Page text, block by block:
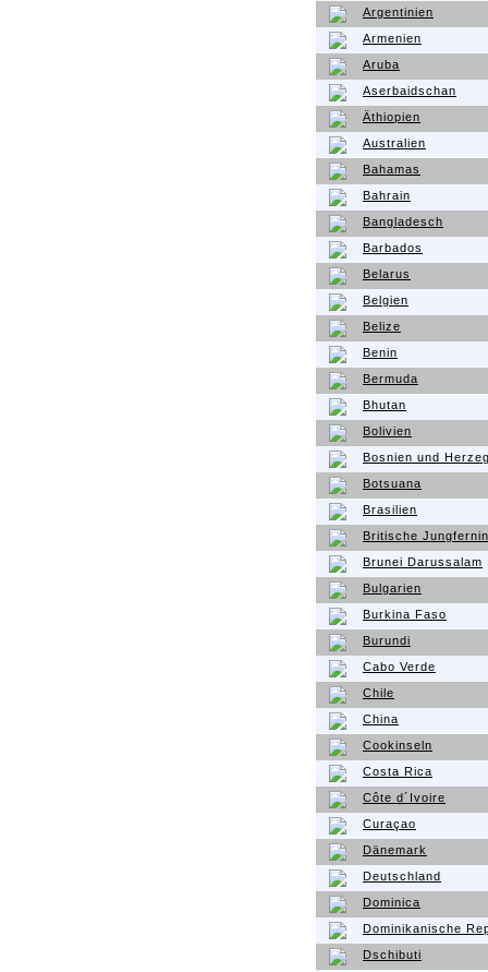
Argentinien
Armenien
Aruba
Aserbaidschan
Äthiopien
Australien
Bahamas
Bahrain
Bangladesch
Barbados
Belarus
Belgien
Belize
Benin
Bermuda
Bhutan
Bolivien
Bosnien und
Botsuana
Brasilien
Britische
Brunei Darussalam
Bulgarien
Burkina Faso
Burundi
Cabo Verde
Chile
China
Cookinseln
Costa Rica
Côte d´Ivoire
Curaçao
Dänemark
Deutschland
Dominica
Dominikanische
Dschibuti